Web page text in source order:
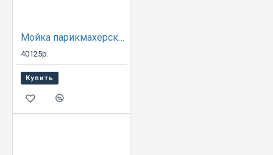
Мойка парикмахерская БАЙКАЛ с креслом ЛИГА
40125р.
Купить